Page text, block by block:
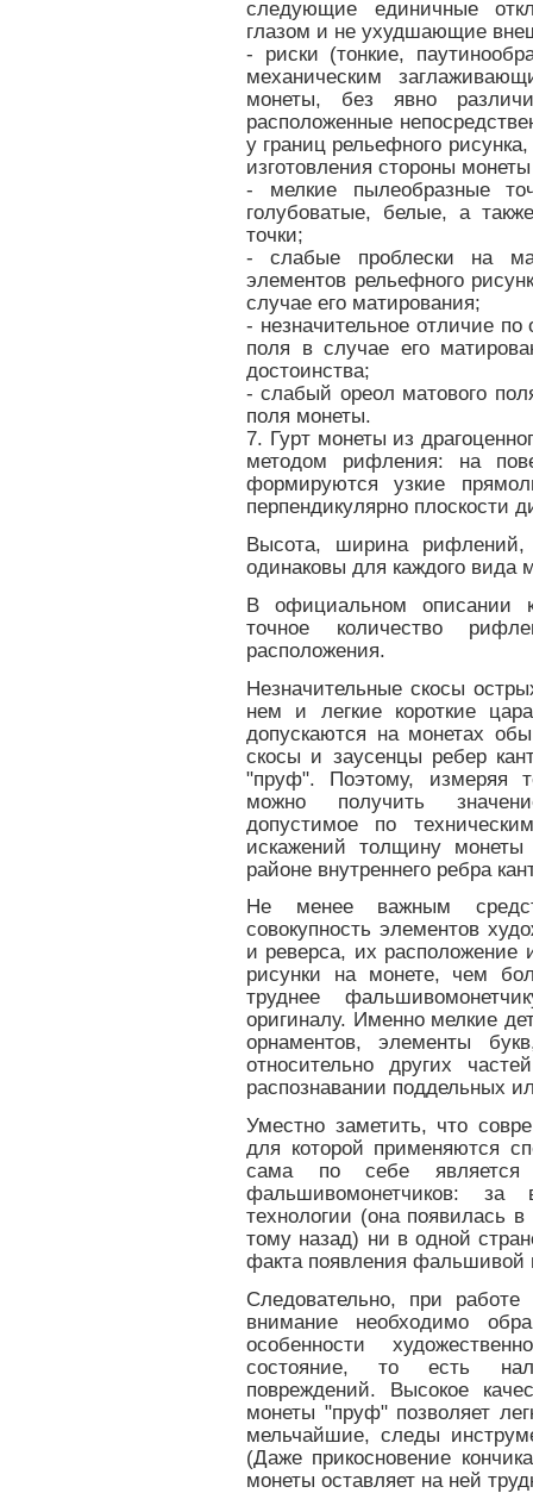
следующие единичные
глазом и не ухудшающие
- риски (тонкие,
механическим
монеты, без явно
расположенные
у границ рельефного
изготовления стороны
- мелкие пылеобразные
голубоватые, белые, а
точки;
- слабые проблески на
элементов рельефного
случае его матирования;
- незначительное отличие по
поля в случае его
достоинства;
- слабый ореол матового
поля монеты.
7. Гурт монеты из
методом рифления: на
формируются узкие
перпендикулярно плоскости
Высота, ширина
одинаковы для каждого вида
В официальном описании
точное количество
расположения.
Незначительные скосы
нем и легкие короткие
допускаются на монетах
скосы и заусенцы ребер
"пруф". Поэтому, измеряя
можно получить
допустимое по
искажений толщину
районе внутреннего ребра
Не менее важным
совокупность элементов
и реверса, их расположение
рисунки на монете, чем
труднее
оригиналу. Именно мелкие
орнаментов, элементы
относительно других
распознавании поддельных
Уместно заметить, что
для которой применяются
сама по себе является
фальшивомонетчиков:
технологии (она появилась
тому назад) ни в одной
факта появления фальшивой
Следовательно, при
внимание необходимо
особенности
состояние, то есть
повреждений. Высокое
монеты "пруф" позволяет
мельчайшие, следы
(Даже прикосновение
монеты оставляет на ней